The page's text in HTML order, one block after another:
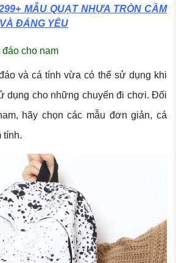
MẪU QUẠT NHỰA TRÒN CẦM
ĐÁNG YÊU
cho nam
và cá tính vừa có thể sử dụng khi
dụng cho những chuyến đi chơi. Đối
hãy chọn các mẫu đơn giản, cá
tính.